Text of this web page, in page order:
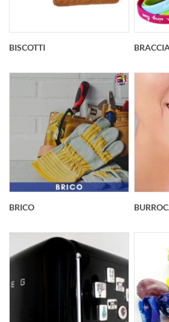
BISCOTTI
BRICO